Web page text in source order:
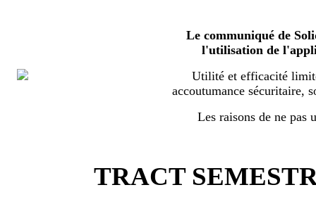
Le communiqué de
l'utilisation de
Utilité et efficacité
accoutumance sécuritaire,
Les raisons de ne pas
TRACT